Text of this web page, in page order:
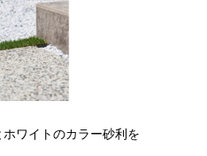
ワイトのカラー砂利を